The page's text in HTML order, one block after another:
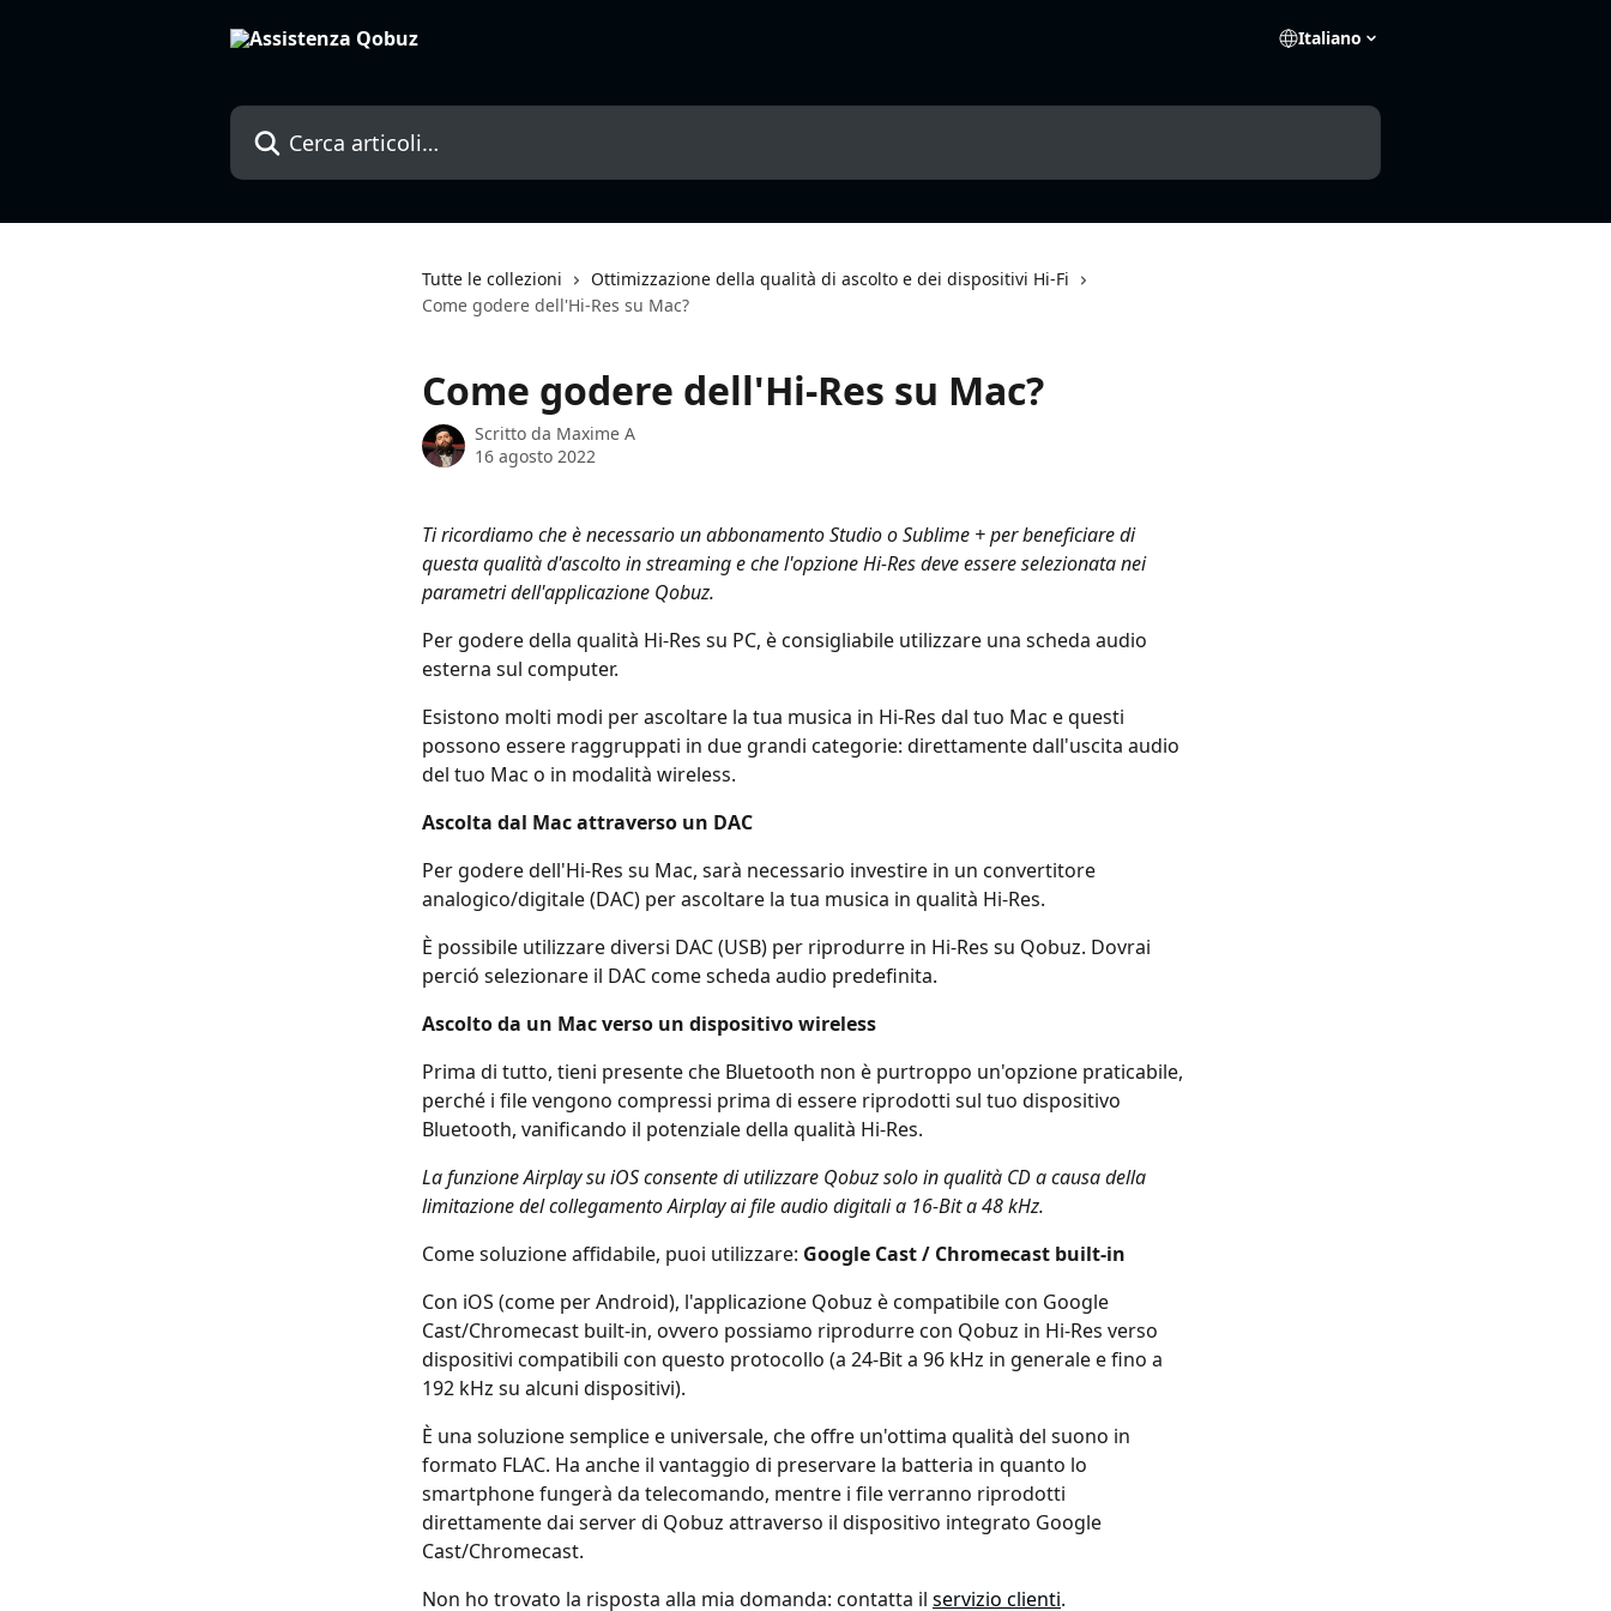
Italiano
Cerca articoli…
Tutte le collezioni
Ottimizzazione della qualità di ascolto e dei dispositivi Hi-Fi
Come godere dell'Hi-Res su Mac?
Come godere dell'Hi-Res su Mac?
Scritto da Maxime A
16 agosto 2022
Ti ricordiamo che è necessario un abbonamento Studio o Sublime + per beneficiare di
questa qualità d'ascolto in streaming e che l'opzione Hi-Res deve essere selezionata nei
parametri dell'applicazione Qobuz.
Per godere della qualità Hi-Res su PC, è consigliabile utilizzare una scheda audio
esterna sul computer.
Esistono molti modi per ascoltare la tua musica in Hi-Res dal tuo Mac e questi
possono essere raggruppati in due grandi categorie: direttamente dall'uscita audio
del tuo Mac o in modalità wireless.
Ascolta dal Mac attraverso un DAC
Per godere dell'Hi-Res su Mac, sarà necessario investire in un convertitore
analogico/digitale (DAC) per ascoltare la tua musica in qualità Hi-Res.
È possibile utilizzare diversi DAC (USB) per riprodurre in Hi-Res su Qobuz. Dovrai
perció selezionare il DAC come scheda audio predefinita.
Ascolto da un Mac verso un dispositivo wireless
Prima di tutto, tieni presente che Bluetooth non è purtroppo un'opzione praticabile,
perché i file vengono compressi prima di essere riprodotti sul tuo dispositivo
Bluetooth, vanificando il potenziale della qualità Hi-Res.
La funzione Airplay su iOS consente di utilizzare Qobuz solo in qualità CD a causa della
limitazione del collegamento Airplay ai file audio digitali a 16-Bit a 48 kHz.
Come soluzione affidabile, puoi utilizzare: Google Cast / Chromecast built-in
Con iOS (come per Android), l'applicazione Qobuz è compatibile con Google
Cast/Chromecast built-in, ovvero possiamo riprodurre con Qobuz in Hi-Res verso
dispositivi compatibili con questo protocollo (a 24-Bit a 96 kHz in generale e fino a
192 kHz su alcuni dispositivi).
È una soluzione semplice e universale, che offre un'ottima qualità del suono in
formato FLAC. Ha anche il vantaggio di preservare la batteria in quanto lo
smartphone fungerà da telecomando, mentre i file verranno riprodotti
direttamente dai server di Qobuz attraverso il dispositivo integrato Google
Cast/Chromecast.
Non ho trovato la risposta alla mia domanda: contatta il servizio clienti.